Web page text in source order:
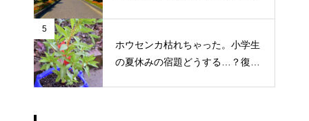
5
ホウセンカ枯れちゃった。小学生
の夏休みの宿題どうする…？復活